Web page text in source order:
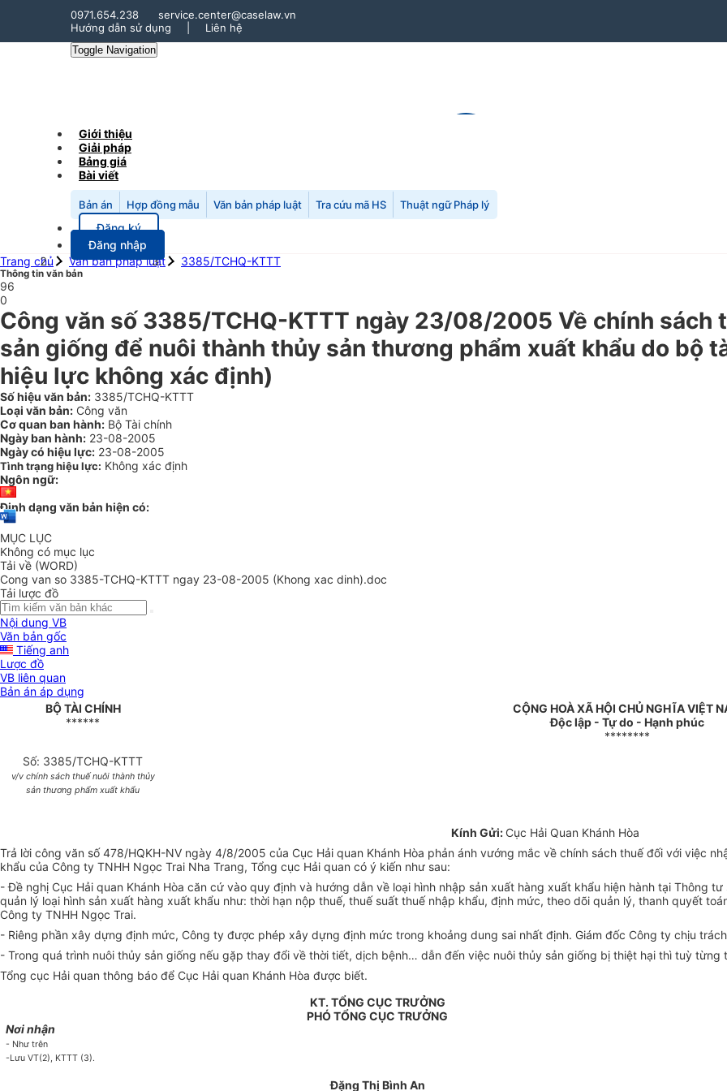
0971.654.238
service.center@caselaw.vn
Hướng dẫn sử dụng
Liên hệ
Toggle Navigation
Giới thiệu
Giải pháp
Bảng giá
Bài viết
Bản án Hợp đồng mẫu Văn bản pháp luật Tra cứu mã HS Thuật ngữ Pháp lý
Đăng ký
Đăng nhập
Trang chủ
Văn bản pháp luật 3385/TCHQ-KTTT
Thông tin văn bản
96
0
Công văn số 3385/TCHQ-KTTT ngày 23/08/2005 Về chính sách
sản giống để nuôi thành thủy sản thương phẩm xuất khẩu do bộ
hiệu lực không xác định)
Số hiệu văn bản: 3385/TCHQ-KTTT
Loại văn bản: Công văn
Cơ quan ban hành: Bộ Tài chính
Ngày ban hành: 23-08-2005
Ngày có hiệu lực: 23-08-2005
Tình trạng hiệu lực: Không xác định
Ngôn ngữ:
Định dạng văn bản hiện có:
MỤC LỤC
Không có mục lục
Tải về (WORD)
Cong van so 3385-TCHQ-KTTT ngay 23-08-2005 (Khong xac dinh).doc
Tải lược đồ
Nội dung VB
Văn bản gốc
Tiếng anh
Lược đồ
VB liên quan
Bản án áp dụng
BỘ TÀI CHÍNH
******
CỘNG HOÀ XÃ HỘI CHỦ NGHĨA VIỆT
Độc lập - Tự do - Hạnh phúc
********
Số: 3385/TCHQ-KTTT
v/v chính sách thuế nuôi thành thủy
sản thương phẩm xuất khẩu
Kính Gửi: Cục Hải Quan Khánh Hòa
Trả lời công văn số 478/HQKH-NV ngày 4/8/2005 của Cục Hải quan Khánh Hòa phản ánh vướng mắc về chính sách thuế đối với việc
khẩu của Công ty TNHH Ngọc Trai Nha Trang, Tổng cục Hải quan có ý kiến như sau:
- Đề nghị Cục Hải quan Khánh Hòa căn cứ vào quy định và hướng dẫn về loại hình nhập sản xuất hàng xuất khẩu hiện hành tại Thông
quản lý loại hình sản xuất hàng xuất khẩu như: thời hạn nộp thuế, thuế suất thuế nhập khẩu, định mức, theo dõi quản lý, thanh quyết
Công ty TNHH Ngọc Trai.
- Riêng phần xây dựng định mức, Công ty được phép xây dựng định mức trong khoảng dung sai nhất định. Giám đốc Công ty chịu
- Trong quá trình nuôi thủy sản giống nếu gặp thay đổi về thời tiết, dịch bệnh… dẫn đến việc nuôi thủy sản giống bị thiệt hại thì tuỳ
Tổng cục Hải quan thông báo để Cục Hải quan Khánh Hòa được biết.
Nơi nhận
- Như trên
-Lưu VT(2), KTTT (3).
KT. TỔNG CỤC TRƯỞNG
PHÓ TỔNG CỤC TRƯỞNG
Đặng Thị Bình An